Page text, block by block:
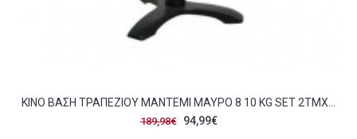
189,98€ 94,99€